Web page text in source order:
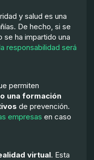
y salud es una
De hecho, si se
se ha impartido una
responsabilidad será
permiten
una formación
de prevención.
empresas en caso
virtual. Esta